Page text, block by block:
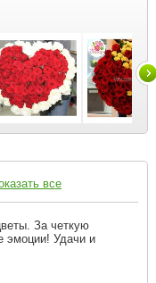
все
За четкую
эмоции! Удачи и